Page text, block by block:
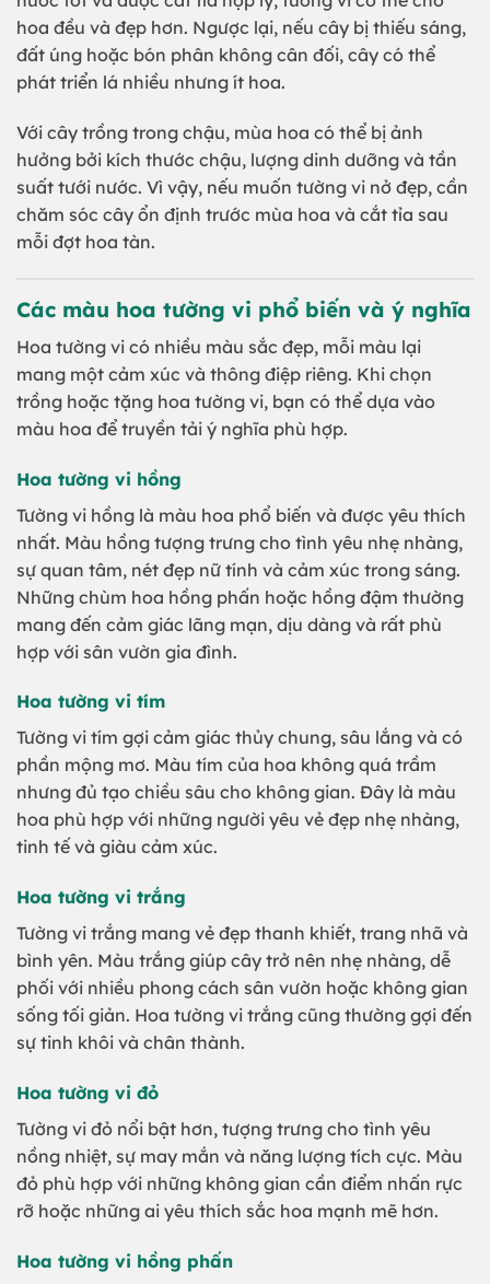
hoa đều và đẹp hơn. Ngược lại, nếu cây bị thiếu sáng,
đất úng hoặc bón phân không cân đối, cây có thể
phát triển lá nhiều nhưng ít hoa.
Với cây trồng trong chậu, mùa hoa có thể bị ảnh
hưởng bởi kích thước chậu, lượng dinh dưỡng và tần
suất tưới nước. Vì vậy, nếu muốn tường vi nở đẹp, cần
chăm sóc cây ổn định trước mùa hoa và cắt tỉa sau
mỗi đợt hoa tàn.
Các màu hoa tường vi phổ biến và ý nghĩa
Hoa tường vi có nhiều màu sắc đẹp, mỗi màu lại
mang một cảm xúc và thông điệp riêng. Khi chọn
trồng hoặc tặng hoa tường vi, bạn có thể dựa vào
màu hoa để truyền tải ý nghĩa phù hợp.
Hoa tường vi hồng
Tường vi hồng là màu hoa phổ biến và được yêu thích
nhất. Màu hồng tượng trưng cho tình yêu nhẹ nhàng,
sự quan tâm, nét đẹp nữ tính và cảm xúc trong sáng.
Những chùm hoa hồng phấn hoặc hồng đậm thường
mang đến cảm giác lãng mạn, dịu dàng và rất phù
hợp với sân vườn gia đình.
Hoa tường vi tím
Tường vi tím gợi cảm giác thủy chung, sâu lắng và có
phần mộng mơ. Màu tím của hoa không quá trầm
nhưng đủ tạo chiều sâu cho không gian. Đây là màu
hoa phù hợp với những người yêu vẻ đẹp nhẹ nhàng,
tinh tế và giàu cảm xúc.
Hoa tường vi trắng
Tường vi trắng mang vẻ đẹp thanh khiết, trang nhã và
bình yên. Màu trắng giúp cây trở nên nhẹ nhàng, dễ
phối với nhiều phong cách sân vườn hoặc không gian
sống tối giản. Hoa tường vi trắng cũng thường gợi đến
sự tinh khôi và chân thành.
Hoa tường vi đỏ
Tường vi đỏ nổi bật hơn, tượng trưng cho tình yêu
nồng nhiệt, sự may mắn và năng lượng tích cực. Màu
đỏ phù hợp với những không gian cần điểm nhấn rực
rỡ hoặc những ai yêu thích sắc hoa mạnh mẽ hơn.
Hoa tường vi hồng phấn